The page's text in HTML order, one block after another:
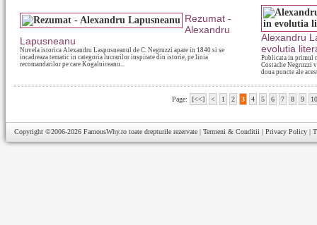
Rezumat -
Alexandru
Lapusneanu
Nuvela istorica Alexandru Laspusneanul de C. Negruzzi apare in 1840 si se
incadreaza tematic in categoria lucrarilor inspirate din istorie, pe linia
recomandarilor pe care Kogalniceanu...
Alexandru
evolutia
Publicata in primul
Costache Negruzzi
doua puncte ale
Page: [<<] < 1 2 3 4 5 6 7 8 9 10
Copyright ©2006-2026 FamousWhy.ro toate drepturile rezervate | Termeni & Conditii | Privacy Policy |